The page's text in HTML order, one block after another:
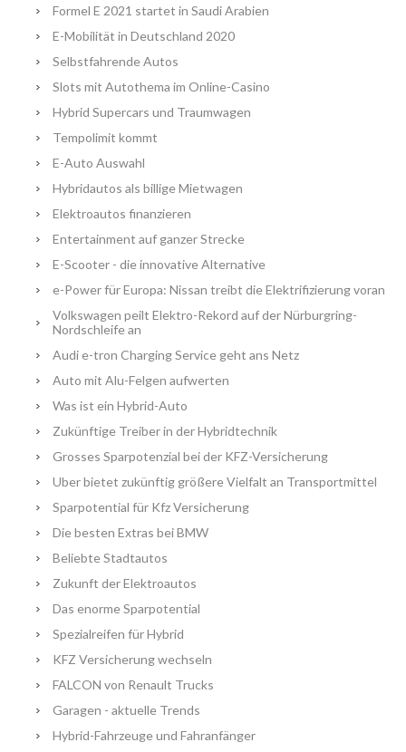
Formel E 2021 startet in Saudi Arabien
E-Mobilität in Deutschland 2020
Selbstfahrende Autos
Slots mit Autothema im Online-Casino
Hybrid Supercars und Traumwagen
Tempolimit kommt
E-Auto Auswahl
Hybridautos als billige Mietwagen
Elektroautos finanzieren
Entertainment auf ganzer Strecke
E-Scooter - die innovative Alternative
e-Power für Europa: Nissan treibt die Elektrifizierung voran
Volkswagen peilt Elektro-Rekord auf der Nürburgring-
Nordschleife an
Audi e-tron Charging Service geht ans Netz
Auto mit Alu-Felgen aufwerten
Was ist ein Hybrid-Auto
Zukünftige Treiber in der Hybridtechnik
Grosses Sparpotenzial bei der KFZ-Versicherung
Uber bietet zukünftig größere Vielfalt an Transportmittel
Sparpotential für Kfz Versicherung
Die besten Extras bei BMW
Beliebte Stadtautos
Zukunft der Elektroautos
Das enorme Sparpotential
Spezialreifen für Hybrid
KFZ Versicherung wechseln
FALCON von Renault Trucks
Garagen - aktuelle Trends
Hybrid-Fahrzeuge und Fahranfänger